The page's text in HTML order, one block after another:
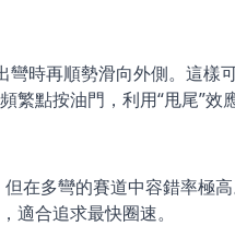
時再順勢滑向外側。這樣
點按油門，利用“甩尾”效
在多彎的賽道中容錯率極高
適合追求最快圈速。